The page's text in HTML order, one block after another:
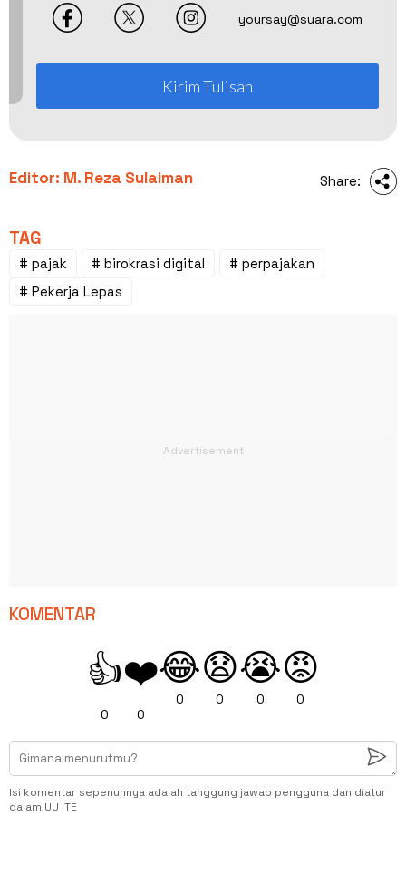
yoursay@suara.com
Kirim Tulisan
Editor: M. Reza Sulaiman Share:
TAG
# pajak # birokrasi digital
# perpajakan
# Pekerja Lepas
KOMENTAR
👍
0
❤️
0
😂
0
😧
0
😭
0
😡
0
Isi komentar sepenuhnya adalah tanggung jawab pengguna dan diatur
dalam UU ITE